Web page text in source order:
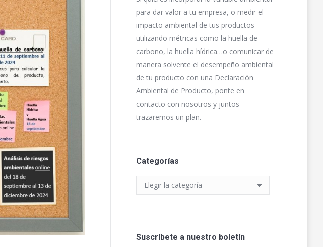
para dar valor a tu empresa, o medir el
impacto ambiental de tus productos
utilizando métricas como la huella de
carbono, la huella hídrica…o comunicar de
manera solvente el desempeño ambiental
de tu producto con una Declaración
Ambiental de Producto, ponte en
contacto con nosotros y juntos
trazaremos un plan.
Categorías
Categorías
Suscríbete a nuestro boletín